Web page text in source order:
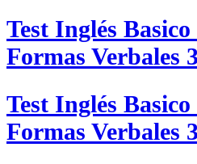
Test Inglés
Formas Verbales
Test Inglés
Formas Verbales